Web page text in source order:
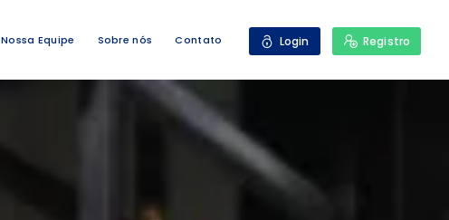
Nossa Equipe Sobre nós Contato Login Registro